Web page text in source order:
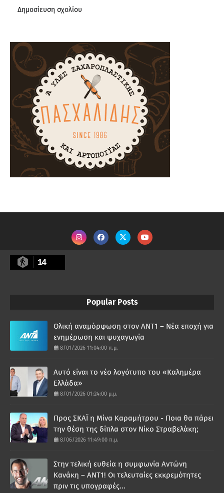
Δημοσίευση σχολίου
14
Popular Posts
Ολική αναμόρφωση στον ΑΝΤ1 – Νέα εποχή για
ενημέρωση και ψυχαγωγία
8/01/2026 11:04:00 π.μ.
Αυτό είναι το νέο λογότυπο του «Καλημέρα
Ελλάδα»
8/01/2026 01:24:00 μ.μ.
Προς ΣΚΑΪ η Μίνα Καραμήτρου - Ποια θα πάρει
την θέση της δίπλα στον Νίκο Στραβελάκη;
8/06/2026 11:49:00 π.μ.
Στην τελική ευθεία η συμφωνία Αντώνη
Κανάκη – ΑΝΤ1! Οι τελευταίες εκκρεμότητες
πριν τις υπογραφές...